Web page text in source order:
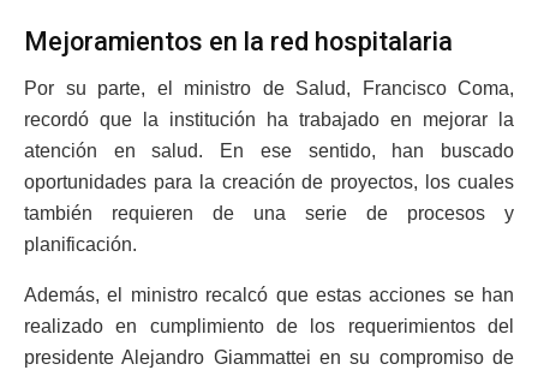
Mejoramientos en la red hospitalaria
Por su parte, el ministro de Salud, Francisco Coma,
recordó que la institución ha trabajado en mejorar la
atención en salud. En ese sentido, han buscado
oportunidades para la creación de proyectos, los cuales
también requieren de una serie de procesos y
planificación.
Además, el ministro recalcó que estas acciones se han
realizado en cumplimiento de los requerimientos del
presidente Alejandro Giammattei en su compromiso de